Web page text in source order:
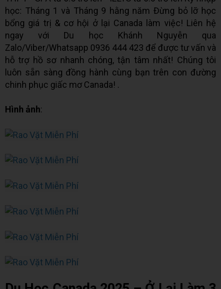
học: Tháng 1 và Tháng 9 hằng năm Đừng bỏ lỡ học
bổng giá trị & cơ hội ở lại Canada làm việc! Liên hệ
ngay với Du học Khánh Nguyễn qua
Zalo/Viber/Whatsapp 0936 444 423 để được tư vấn và
hỗ trợ hồ sơ nhanh chóng, tận tâm nhất! Chúng tôi
luôn sẵn sàng đồng hành cùng bạn trên con đường
chinh phục giấc mơ Canada! .
Hình ảnh: